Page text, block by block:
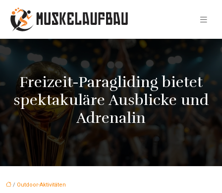
Freizeit-Paragliding bietet
spektakuläre Ausblicke und
Adrenalin
/ Outdoor-Aktivitäten